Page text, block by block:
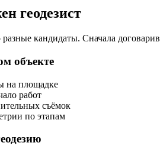
геодезист
кандидаты. Сначала
объекте
на площадке
работ
съёмок
по этапам